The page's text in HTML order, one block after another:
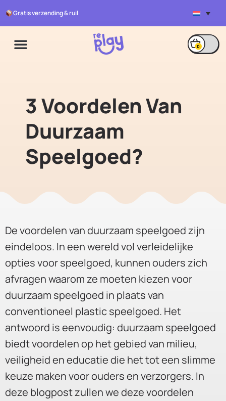
Gratis verzending & ruil
0
Speelgoed?
3 Voordelen Van
Duurzaam
Speelgoed?
De voordelen van duurzaam speelgoed zijn
eindeloos. In een wereld vol verleidelijke
opties voor speelgoed, kunnen ouders zich
afvragen waarom ze moeten kiezen voor
duurzaam speelgoed in plaats van
conventioneel plastic speelgoed. Het
antwoord is eenvoudig: duurzaam speelgoed
biedt voordelen op het gebied van milieu,
veiligheid en educatie die het tot een slimme
keuze maken voor ouders en verzorgers. In
deze blogpost zullen we deze voordelen